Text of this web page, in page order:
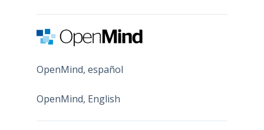
OpenMind, español
OpenMind, English